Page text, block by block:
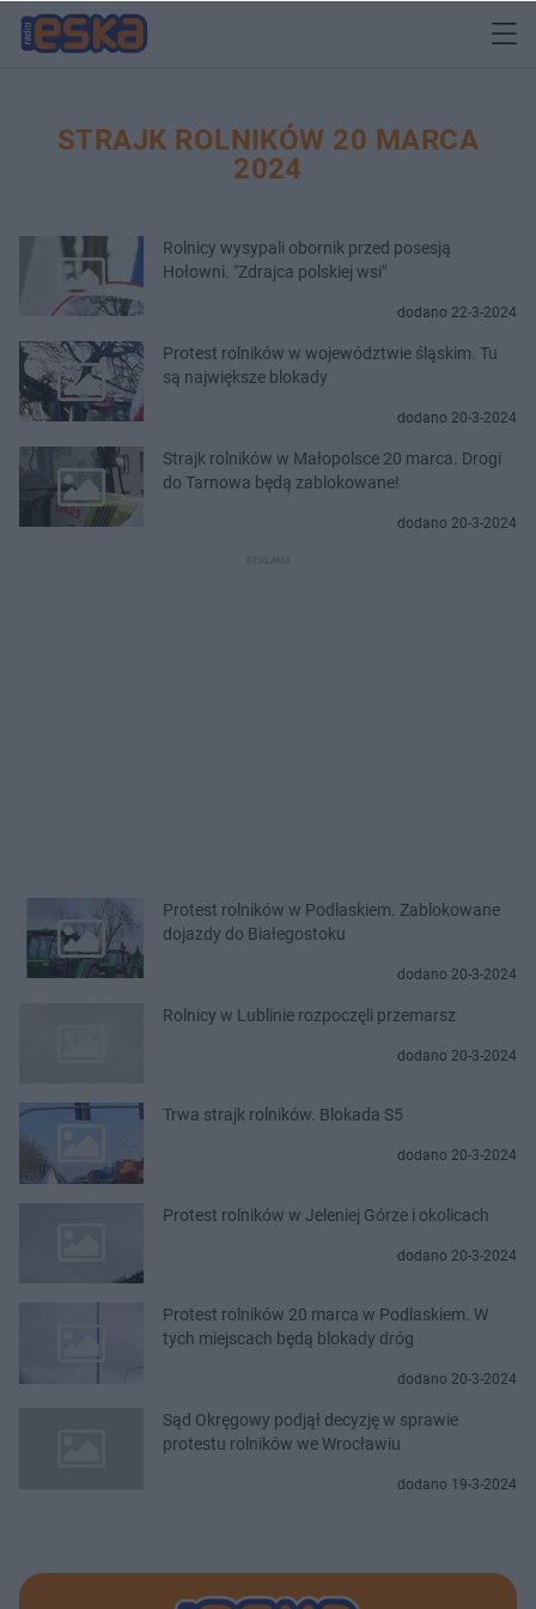
STRAJK ROLNIKÓW 20 MARCA
2024
Rolnicy wysypali obornik przed posesją
Hołowni. "Zdrajca polskiej wsi"
dodano 22-3-2024
Protest rolników w województwie śląskim. Tu
są największe blokady
dodano 20-3-2024
Strajk rolników w Małopolsce 20 marca. Drogi
do Tarnowa będą zablokowane!
dodano 20-3-2024
Protest rolników w Podlaskiem. Zablokowane
dojazdy do Białegostoku
dodano 20-3-2024
Rolnicy w Lublinie rozpoczęli przemarsz
dodano 20-3-2024
Trwa strajk rolników. Blokada S5
dodano 20-3-2024
Protest rolników w Jeleniej Górze i okolicach
dodano 20-3-2024
Protest rolników 20 marca w Podlaskiem. W
tych miejscach będą blokady dróg
dodano 20-3-2024
Sąd Okręgowy podjął decyzję w sprawie
protestu rolników we Wrocławiu
dodano 19-3-2024